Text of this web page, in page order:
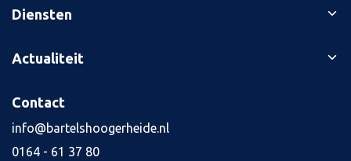
Ons verhaal
Succesverhalen
Diensten
Bedrijfsopvolging
Boekhouding
Kredietaanvraag
Jaarrekening
Actualiteit
Blog
Kennisbank
Vacatures
4
Contact
info@bartelshoogerheide.nl
0164 - 61 37 80